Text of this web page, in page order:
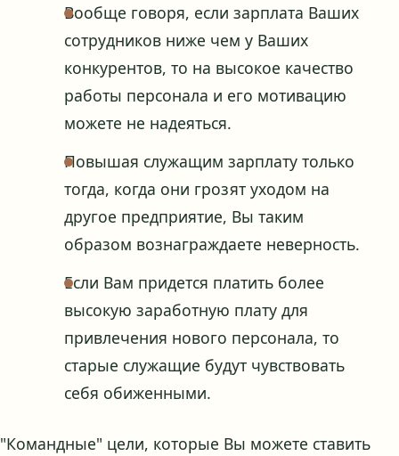
Вообще говоря, если зарплата Ваших
сотрудников ниже чем у Ваших
конкурентов, то на высокое качество
работы персонала и его мотивацию
можете не надеяться.
Повышая служащим зарплату только
тогда, когда они грозят уходом на
другое предприятие, Вы таким
образом вознаграждаете неверность.
Если Вам придется платить более
высокую заработную плату для
привлечения нового персонала, то
старые служащие будут чувствовать
себя обиженными.
"Командные" цели, которые Вы можете ставить